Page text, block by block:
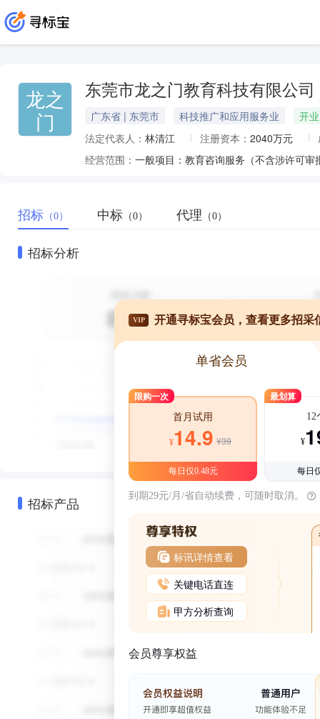
龙之
门
东莞市龙之门教育科技有限公司
广东省 | 东莞市 科技推广和应用服务业
开业
法定代表人： 林清江 注册资本： 2040万元
经营范围：
招标 （0） 中标 （0） 代理 （0）
招标分析
招标产品
VIP 开通寻标宝会员，查看更多招采
单省会员
限购一次
首月试用
¥14.9 ¥39
每日仅0.48元
最划算
12
¥
每日
到期29元/月/省自动续费，可随时取消。
标讯详情查看
关键电话直连
甲方分析查询
会员尊享权益